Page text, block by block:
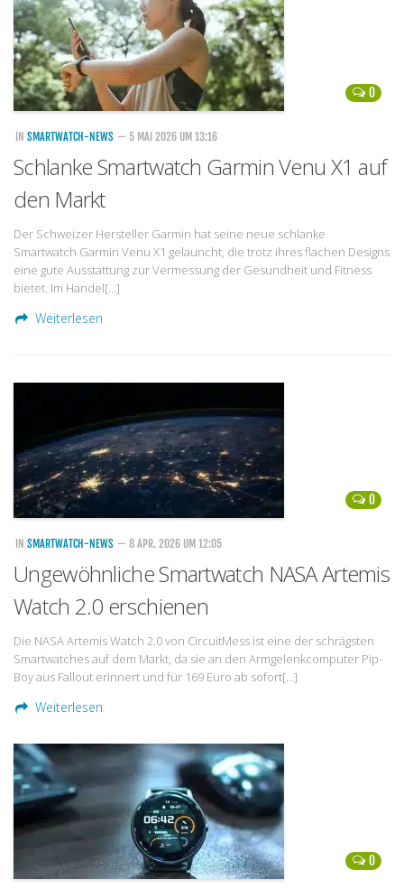
0
IN SMARTWATCH-NEWS — 5 MAI 2026 UM 13:16
Schlanke Smartwatch Garmin Venu X1 auf
den Markt
Der Schweizer Hersteller Garmin hat seine neue schlanke
Smartwatch Garmin Venu X1 gelauncht, die trotz ihres flachen Designs
eine gute Ausstattung zur Vermessung der Gesundheit und Fitness
bietet. Im Handel[…]
Weiterlesen
0
IN SMARTWATCH-NEWS — 8 APR. 2026 UM 12:05
Ungewöhnliche Smartwatch NASA Artemis
Watch 2.0 erschienen
Die NASA Artemis Watch 2.0 von CircuitMess ist eine der schrägsten
Smartwatches auf dem Markt, da sie an den Armgelenkcomputer Pip-
Boy aus Fallout erinnert und für 169 Euro ab sofort[…]
Weiterlesen
0